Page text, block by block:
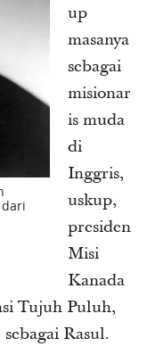
up
masanya
sebagai
misionar
is muda
di
Inggris,
uskup,
presiden
Misi
Kanada
Tujuh Puluh,
Rasul.